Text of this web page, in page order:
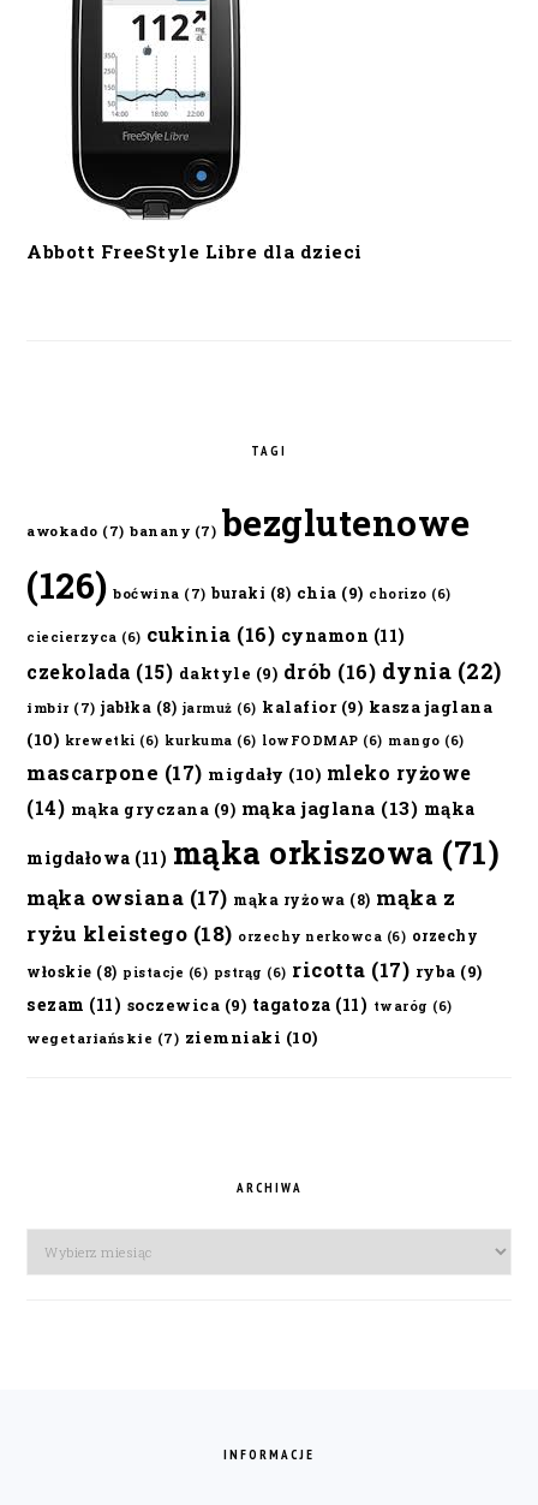
Abbott FreeStyle Libre dla dzieci
TAGI
awokado (7) banany (7) bezglutenowe
(126) boćwina (7) buraki (8) chia (9) chorizo (6)
ciecierzyca (6) cukinia (16) cynamon (11)
czekolada (15) daktyle (9) drób (16) dynia (22)
imbir (7) jabłka (8) jarmuż (6) kalafior(9) kasza jaglana
(10) krewetki (6) kurkuma (6) lowFODMAP (6) mango (6)
mascarpone (17) migdały (10) mleko ryżowe
(14) mąka gryczana (9) mąka jaglana (13) mąka
migdałowa (11) mąka orkiszowa (71)
mąka owsiana (17) mąka ryżowa (8) mąka z
ryżu kleistego (18) orzechy nerkowca (6) orzechy
włoskie (8) pistacje (6) pstrąg (6) ricotta (17) ryba (9)
sezam (11) soczewica (9) tagatoza (11) twaróg (6)
wegetariańskie (7) ziemniaki (10)
ARCHIWA
Archiwa
INFORMACJE